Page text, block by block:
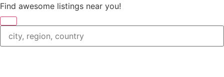
Find awesome listings near you!
Change Location